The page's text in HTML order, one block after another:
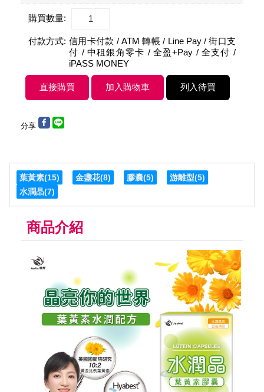
購買數量:
付款方式: 信用卡付款 / ATM 轉帳 / Line Pay / 街口支
付 / 中租銀角零卡 / 全盈+Pay / 全支付 /
iPASS MONEY
分享
葉黃素(15) 金盞花(8) 膠囊(5) 游離型(5)
水潤晶(7)
商品介紹